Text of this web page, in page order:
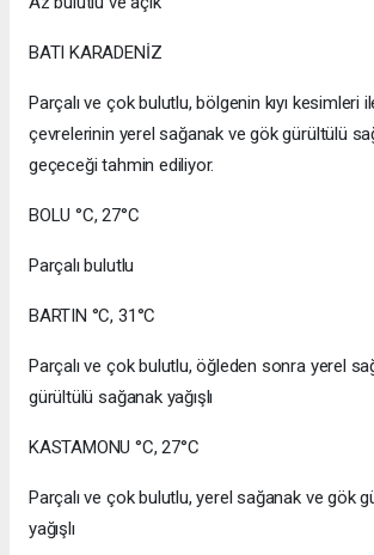
BATI KARADENİZ
Parçalı ve çok bulutlu, bölgenin kıyı kesimleri
çevrelerinin yerel sağanak ve gök gürültülü
geçeceği tahmin ediliyor.
BOLU °C, 27°C
Parçalı bulutlu
BARTIN °C, 31°C
Parçalı ve çok bulutlu, öğleden sonra yerel
gürültülü sağanak yağışlı
KASTAMONU °C, 27°C
Parçalı ve çok bulutlu, yerel sağanak ve gök
yağışlı